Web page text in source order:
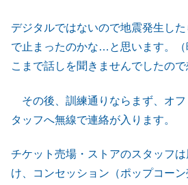
デジタルではないので地震発生し
で止まったのかな…と思います。
こまで話しを聞きませんでしたので
その後、訓練通りならまず、オフ
タッフへ無線で連絡が入ります。
チケット売場・ストアのスタッフ
け、コンセッション（ポップコーン